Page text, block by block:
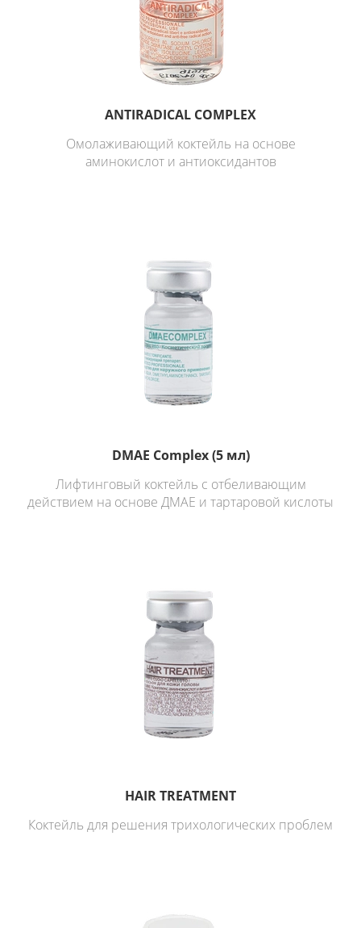
ANTIRADICAL COMPLEX
Омолаживающий коктейль на основе
аминокислот и антиоксидантов
DMAE Complex (5 мл)
Лифтинговый коктейль с отбеливающим
действием на основе ДМАЕ и тартаровой кислоты
HAIR TREATMENT
Коктейль для решения трихологических проблем